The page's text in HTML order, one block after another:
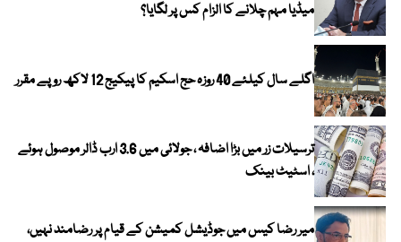
میڈیا مہم چلانے کا الزام کس پر لگایا؟
اگلے سال کیلئے 40 روزہ حج اسکیم کا پیکیج 12 لاکھ روپے مقرر
ترسیلات زر میں بڑا اضافہ ، جولائی میں 3.6 ارب ڈالر موصول ہوئے
، اسٹیٹ بینک
میر رضا کیس میں جوڈیشل کمیشن کے قیام پر رضامند نہیں،